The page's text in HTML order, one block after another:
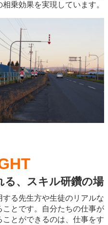
乗効果を実現しています。
る、スキル研鑽の場
る先生方や生徒のリアルな
とです。自分たちの仕事が
とができるのは、仕事をす